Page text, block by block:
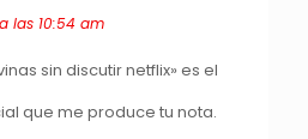
las 10:54 am
sin discutir netflix» es el
que me produce tu nota.